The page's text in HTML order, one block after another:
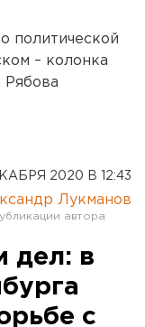
политической
– колонка
2020 В 12:43
Лукманов
дел: в
с